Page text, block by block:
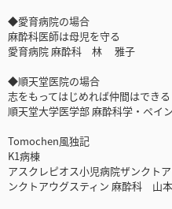
◆愛育病院の場合
麻酔科医師は母児を守る
愛育病院 麻酔科 林 雅子
◆順天堂医院の場合
志をもってはじめれば仲間はできる
順天堂大学医学部 麻酔科学・ペ
Tomochen風独記
K1病棟
アスクレピオス小児病院ザンクト
ンクトアウグスティン 麻酔科 山